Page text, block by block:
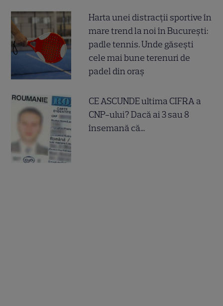
Harta unei distracții sportive în
mare trend la noi în București:
padle tennis. Unde găsești
cele mai bune terenuri de
padel din oraș
CE ASCUNDE ultima CIFRA a
CNP-ului? Dacă ai 3 sau 8
însemană că...